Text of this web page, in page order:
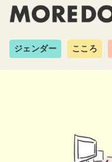
ジェンダー こころ